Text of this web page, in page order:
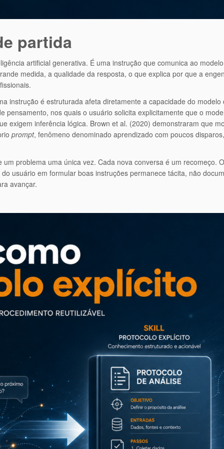
partida
artificial generativa. É uma instrução que comunica ao
medida, a qualidade da resposta, o que explica por que a
instrução é estruturada afeta diretamente a capacidade do
pensamento, nos quais o usuário solicita explicitamente que o
exigem inferência lógica. Brown et al. (2020) demonstraram que
prompt, fenômeno denominado aprendizado com poucos
problema uma única vez. Cada nova conversa é um recomeço.
usuário em formular boas instruções permanece tácita, não
avançar.